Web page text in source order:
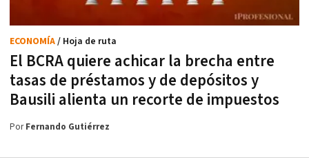
El BCRA quiere achicar la brecha entre
tasas de préstamos y de depósitos y
Bausili alienta un recorte de impuestos
ECONOMÍA/ Hoja de ruta
PorFernando Gutiérrez